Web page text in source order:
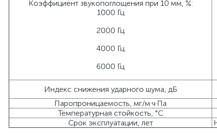
Коэффициент звукопоглощения при 10 мм, %:
1000 Гц
2000 Гц
4000 Гц
6000 Гц
Индекс снижения ударного шума, дБ
Паропроницаемость, мг/м·ч·Па
Температурная стойкость, °C
Срок эксплуатации, лет